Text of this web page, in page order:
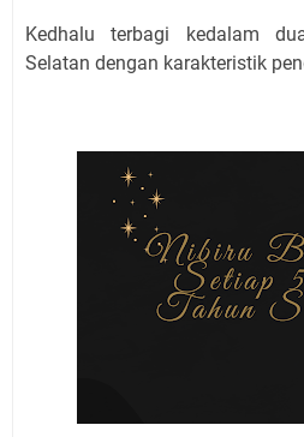
Kedhalu terbagi kedalam
Selatan dengan karakteristik